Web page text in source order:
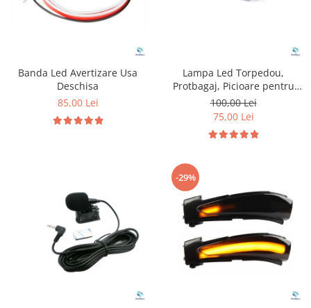
Banda Led Avertizare Usa
Deschisa
85,00 Lei
Lampa Led Torpedou,
Protbagaj, Picioare pentru
Peugeot & Citroen
100,00 Lei
75,00 Lei
-29%